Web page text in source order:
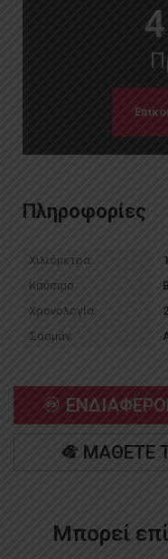
Πληροφορίες
Χιλιόμετρα:
Καύσιμο:
Χρονολογία:
Σασμάν:
ΜΑΘΕΤΕ
Μπορεί